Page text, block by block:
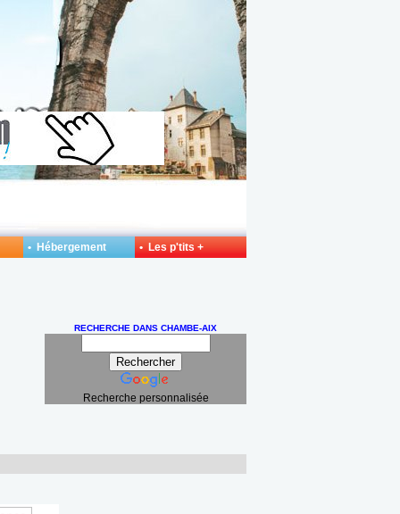
RECHERCHE DANS CHAMBE-AIX
Recherche personnalisée
• Hébergement • Les p'tits +